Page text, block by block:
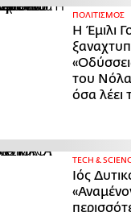
ΠΟΛΙΤΙΣΜΟΣ
Η Έμιλι
του
όσα λέει
ΤECH &
Ιός